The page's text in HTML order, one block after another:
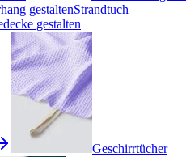
gestaltenStrandtuch
gestalten
Geschirrtücher